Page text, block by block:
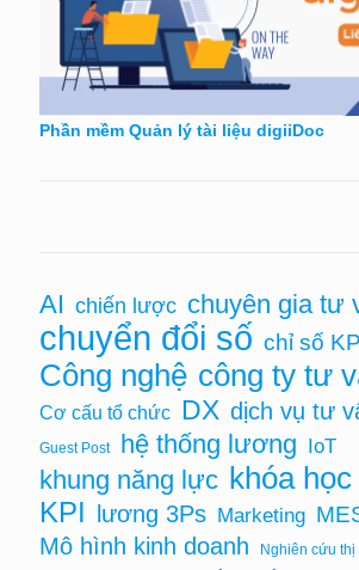
Phần mềm Quản lý tài liệu digiiDoc
AI chiến lược chuyên gia tư
chuyển đổi số chỉ số
Công nghệ công ty tư
Cơ cấu tổ chức DX dịch vụ tư
Guest Post hệ thống lương IoT
khung năng lực khóa
KPI lương 3Ps Marketing
Mô hình kinh doanh
Nghiên cứu